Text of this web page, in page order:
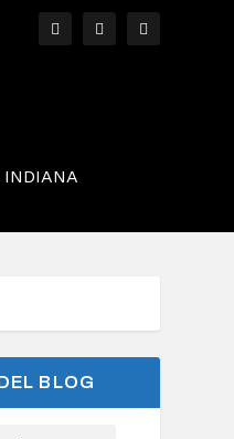
INDIANA
BLOG